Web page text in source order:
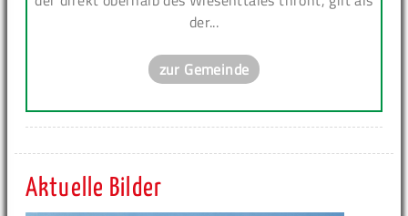
der...
zur Gemeinde
Aktuelle Bilder